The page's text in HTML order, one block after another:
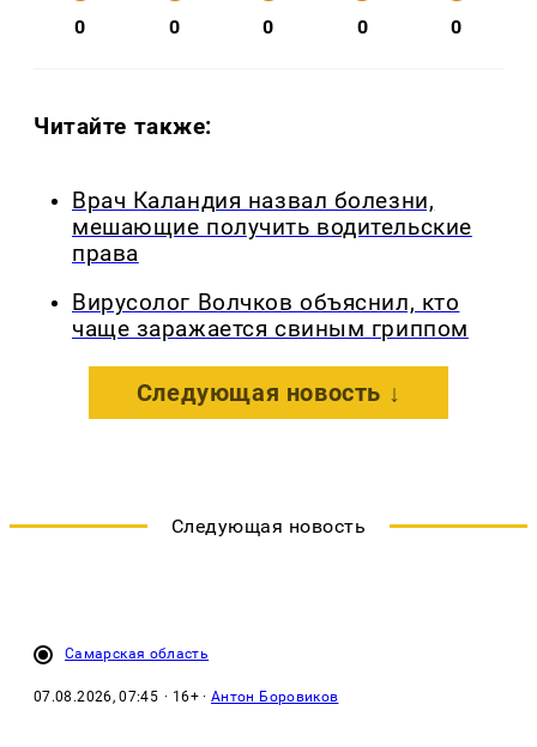
0 0 0 0 0
Читайте также:
Врач Каландия назвал болезни,
мешающие получить водительские
права
Вирусолог Волчков объяснил, кто
чаще заражается свиным гриппом
Следующая новость ↓
Следующая новость
Самарская область
07.08.2026, 07:45 · 16+ ·Антон Боровиков